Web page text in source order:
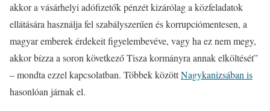
akkor a vásárhelyi adófizetők pénzét kizárólag a közfeladatok
ellátására használja fel szabályszerűen és korrupciómentesen, a
magyar emberek érdekeit figyelembevéve, vagy ha ez nem megy,
akkor bízza a soron következő Tisza kormányra annak elköltését”
– mondta ezzel kapcsolatban. Többek közöttNagykanizsában is
hasonlóan járnak el.